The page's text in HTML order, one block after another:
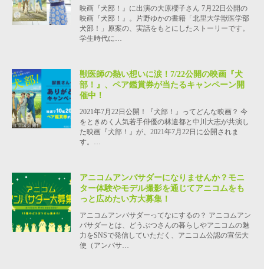
映画『犬部！』に出演の大原櫻子さん 7月22日公開の
映画『犬部！』。片野ゆかの書籍「北里大学獣医学部
犬部！」原案の、実話をもとにしたストーリーです。
学生時代に…
獣医師の熱い想いに涙！7/22公開の映画『犬
部！』、ペア鑑賞券が当たるキャンペーン開
催中！
2021年7月22日公開！『犬部！』ってどんな映画？ 今
をときめく人気若手俳優の林遣都と中川大志が共演し
た映画『犬部！』が、2021年7月22日に公開されま
す。…
アニコムアンバサダーになりませんか？モニ
ター体験やモデル撮影を通じてアニコムをも
っと広めたい方大募集！
アニコムアンバサダーってなにするの？ アニコムアン
バサダーとは、どうぶつさんの暮らしやアニコムの魅
力をSNSで発信していただく、アニコム公認の宣伝大
使（アンバサ…